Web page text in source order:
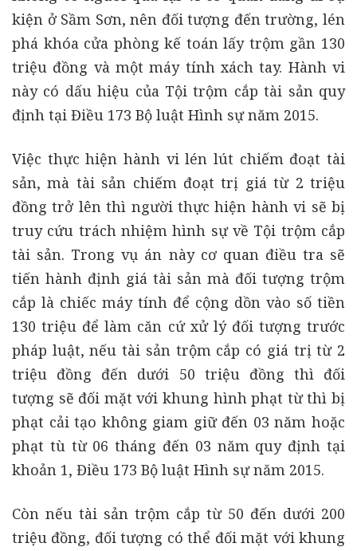
kiện ở Sầm Sơn, nên đối tượng đến trường, lén
phá khóa cửa phòng kế toán lấy trộm gần 130
triệu đồng và một máy tính xách tay. Hành vi
này có dấu hiệu của Tội trộm cắp tài sản quy
định tại Điều 173 Bộ luật Hình sự năm 2015.
Việc thực hiện hành vi lén lút chiếm đoạt tài
sản, mà tài sản chiếm đoạt trị giá từ 2 triệu
đồng trở lên thì người thực hiện hành vi sẽ bị
truy cứu trách nhiệm hình sự về Tội trộm cắp
tài sản. Trong vụ án này cơ quan điều tra sẽ
tiến hành định giá tài sản mà đối tượng trộm
cắp là chiếc máy tính để cộng dồn vào số tiền
130 triệu để làm căn cứ xử lý đối tượng trước
pháp luật, nếu tài sản trộm cắp có giá trị từ 2
triệu đồng đến dưới 50 triệu đồng thì đối
tượng sẽ đối mặt với khung hình phạt từ thì bị
phạt cải tạo không giam giữ đến 03 năm hoặc
phạt tù từ 06 tháng đến 03 năm quy định tại
khoản 1, Điều 173 Bộ luật Hình sự năm 2015.
Còn nếu tài sản trộm cắp từ 50 đến dưới 200
triệu đồng, đối tượng có thể đối mặt với khung